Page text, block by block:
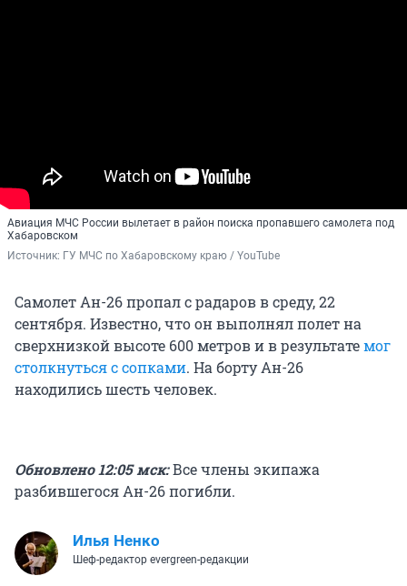
Авиация МЧС России вылетает в район поиска пропавшего самолета под
Хабаровском
Источник: ГУ МЧС по Хабаровскому краю / YouTube
Самолет Ан-26 пропал с радаров в среду, 22
сентября. Известно, что он выполнял полет на
сверхнизкой высоте 600 метров и в результатемог
столкнуться с сопками. На борту Ан-26
находились шесть человек.
Обновлено 12:05 мск:Все члены экипажа
разбившегося Ан-26 погибли.
Илья Ненко
Шеф-редактор evergreen-редакции